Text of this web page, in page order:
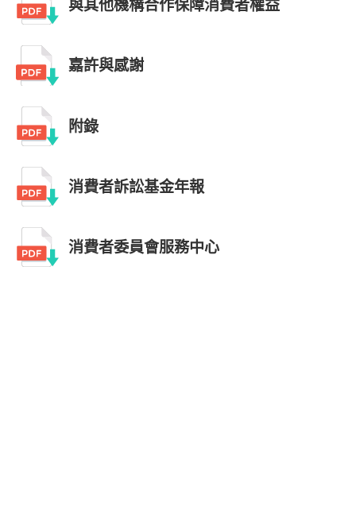
與其他機構合作保障消費者權益
嘉許與感謝
附錄
消費者訴訟基金年報
消費者委員會服務中心